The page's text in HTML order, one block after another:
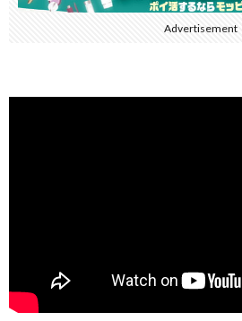
Advertisement